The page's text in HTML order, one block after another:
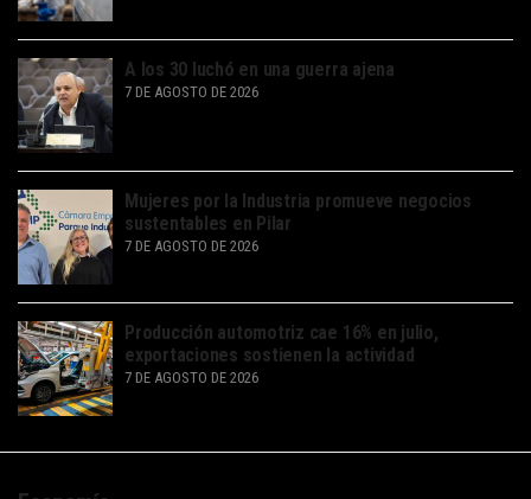
A los 30 luchó en una guerra ajena
7 DE AGOSTO DE 2026
Mujeres por la Industria promueve negocios
sustentables en Pilar
7 DE AGOSTO DE 2026
Producción automotriz cae 16% en julio,
exportaciones sostienen la actividad
7 DE AGOSTO DE 2026